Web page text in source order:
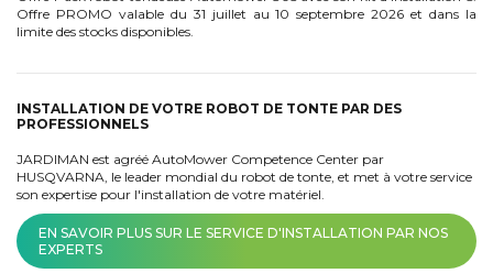
Offre PROMO valable du 31 juillet au 10 septembre 2026 et dans la
limite des stocks disponibles.
INSTALLATION DE VOTRE ROBOT DE TONTE PAR DES
PROFESSIONNELS
JARDIMAN est agréé AutoMower Competence Center par
HUSQVARNA, le leader mondial du robot de tonte, et met à votre service
son expertise pour l'installation de votre matériel.
EN SAVOIR PLUS SUR LE SERVICE D'INSTALLATION PAR NOS
EXPERTS